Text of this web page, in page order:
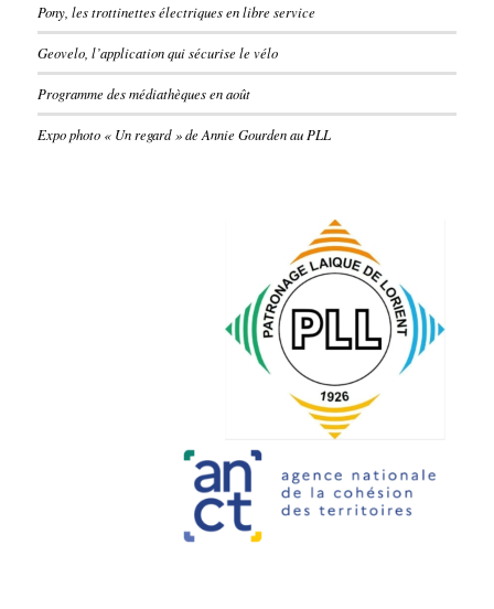
Pony, les trottinettes électriques en libre service
Geovelo, l’application qui sécurise le vélo
Programme des médiathèques en août
Expo photo « Un regard » de Annie Gourden au PLL